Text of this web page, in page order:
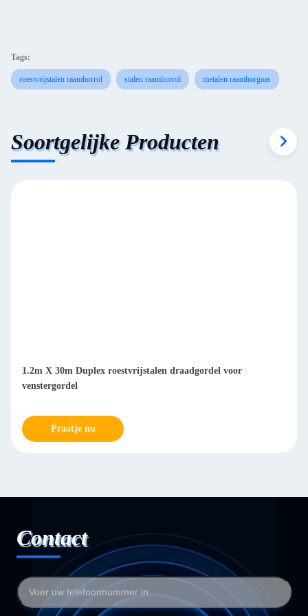
Tags:
roestvrijstalen raamhorrol stalen raamhorrol metalen raamhorgaas
Soortgelijke Producten
1.2m X 30m Duplex roestvrijstalen draadgordel voor
venstergordel
Praatje nu
Contact